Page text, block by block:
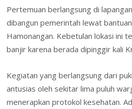
Pertemuan berlangsung di
dibangun pemerintah lewat
Hamonangan. Kebetulan lokasi ini
banjir karena berada dipinggir kali
Kegiatan yang berlangsung dari
antusias oleh sekitar lima puluh
menerapkan protokol kesehatan.